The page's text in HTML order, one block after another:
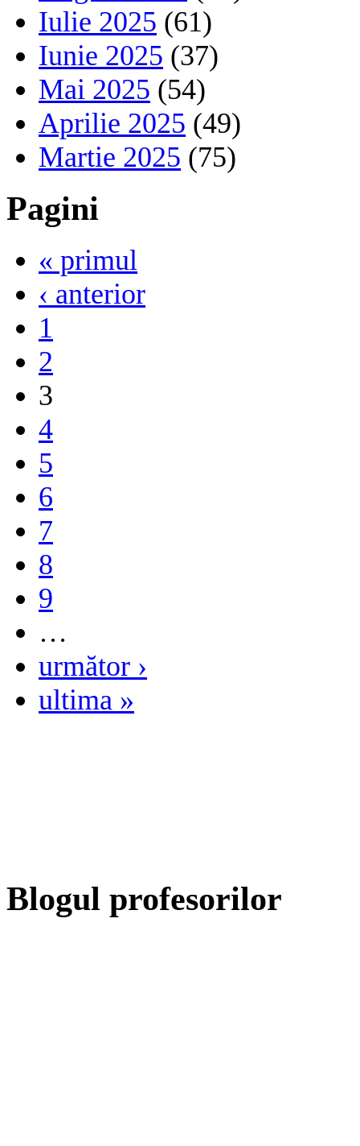
Iulie 2025 (61)
Iunie 2025 (37)
Mai 2025 (54)
Aprilie 2025 (49)
Martie 2025 (75)
Pagini
« primul
‹ anterior
1
2
3
4
5
6
7
8
9
…
următor ›
ultima »
Blogul profesorilor